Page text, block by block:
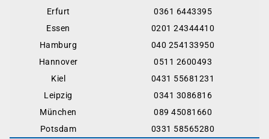
Erfurt
0361 6443395
Essen
0201 24344410
Hamburg
040 254133950
Hannover
0511 2600493
Kiel
0431 55681231
Leipzig
0341 3086816
München
089 45081660
Potsdam
0331 58565280